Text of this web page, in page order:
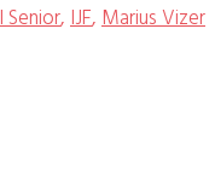
,IJF,Marius Vizer